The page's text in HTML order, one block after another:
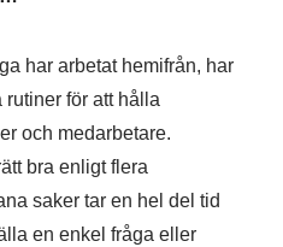
har arbetat hemifrån, har
för att hålla
och medarbetare.
bra enligt flera
saker tar en hel del tid
en enkel fråga eller